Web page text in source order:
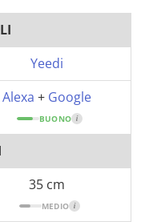
Yeedi
Alexa + Google
BUONO i
35 cm
MEDIO i